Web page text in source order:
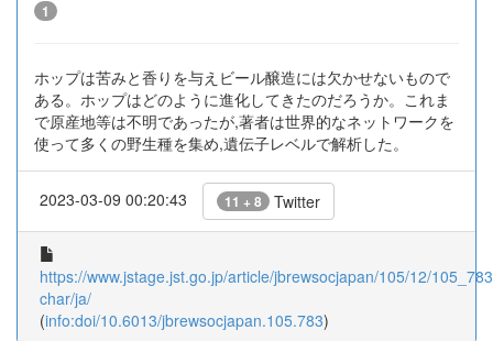
1
ホップは苦みと香りを与えビール醸造には欠かせないもので
ある。ホップはどのように進化してきたのだろうか。これま
で原産地等は不明であったが,著者は世界的なネットワークを
使って多くの野生種を集め,遺伝子レベルで解析した。
2023-03-09 00:20:43 11 + 8 Twitter
https://www.jstage.jst.go.jp/article/jbrewsocjapan/105/12/
char/ja/
(info:doi/10.6013/jbrewsocjapan.105.783)